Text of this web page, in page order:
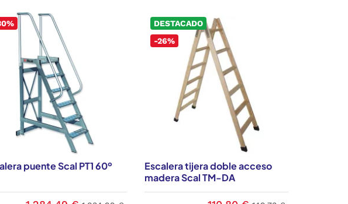
puente Scal PT1 60º
DESTACADO
-26%
Escalera tijera doble acceso
madera Scal TM-DA